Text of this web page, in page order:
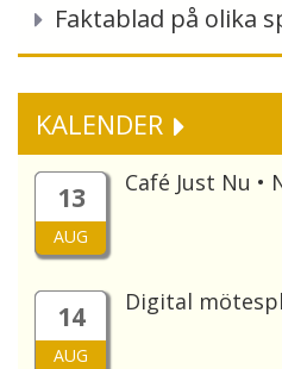
Faktablad på olika
KALENDER
13
AUG
Café Just Nu •
14
AUG
Digital